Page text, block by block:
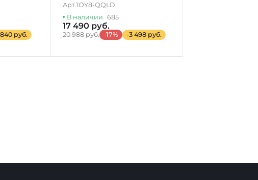
руб.
Арт.1OY8-QQLD
В наличии 685
17 490 руб.
20 988 руб. -17% -3 498 руб.